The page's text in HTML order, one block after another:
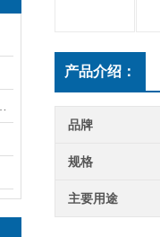
产品介绍：
品牌
规格
主要用途